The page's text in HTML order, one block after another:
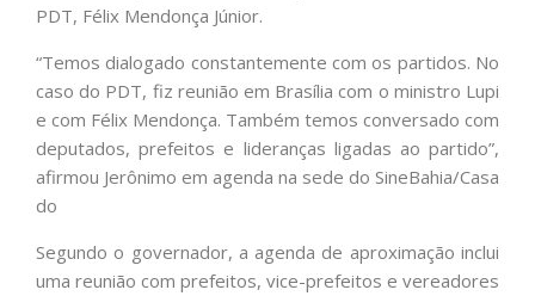
PDT, Félix Mendonça Júnior.
“Temos dialogado constantemente com os partidos. No
caso do PDT, fiz reunião em Brasília com o ministro Lupi
e com Félix Mendonça. Também temos conversado com
deputados, prefeitos e lideranças ligadas ao partido”,
afirmou Jerônimo em agenda na sede do SineBahia/Casa
do
Segundo o governador, a agenda de aproximação inclui
uma reunião com prefeitos, vice-prefeitos e vereadores